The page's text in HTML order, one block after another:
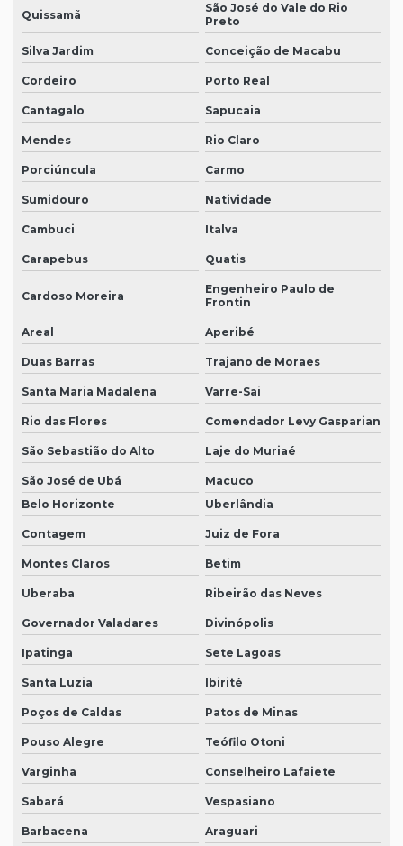
Quissamã
São José do Vale do Rio
Preto
Silva Jardim Conceição de Macabu
Cordeiro Porto Real
Cantagalo Sapucaia
Mendes Rio Claro
Porciúncula Carmo
Sumidouro Natividade
Cambuci Italva
Carapebus Quatis
Cardoso Moreira
Engenheiro Paulo de
Frontin
Areal Aperibé
Duas Barras Trajano de Moraes
Santa Maria Madalena Varre-Sai
Rio das Flores Comendador Levy Gasparian
São Sebastião do Alto Laje do Muriaé
São José de Ubá
Macuco
Belo Horizonte
Uberlândia
Contagem Juiz de Fora
Montes Claros Betim
Uberaba Ribeirão das Neves
Governador Valadares Divinópolis
Ipatinga Sete Lagoas
Santa Luzia Ibirité
Poços de Caldas Patos de Minas
Pouso Alegre Teófilo Otoni
Varginha Conselheiro Lafaiete
Sabará Vespasiano
Barbacena Araguari